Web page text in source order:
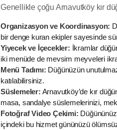
Genellikle çoğu Arnavutköy kır
Organizasyon ve Koordinasyon:
bir denge kuran ekipler sayesinde
Yiyecek ve İçecekler: İkramlar
iki menüde de mevsim meyveleri
Menü Tadımı: Düğünüzün
katılabilirsiniz.
Süslemeler: Arnavutköy’de kır
masa, sandalye süslemelerinizi,
Fotoğraf Video Çekimi:
içindeki bu hizmet gününüzü